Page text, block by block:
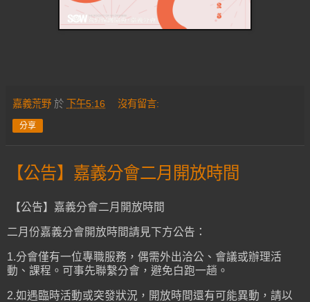
嘉義荒野 於 下午5:16 沒有留言:
分享
【公告】嘉義分會二月開放時間
【公告】嘉義分會二月開放時間
二月份嘉義分會開放時間請見下方公告：
1.分會僅有一位專職服務，偶需外出洽公、會議或辦理活
動、課程。可事先聯繫分會，避免白跑一趟。
2.如遇臨時活動或突發狀況，開放時間還有可能異動，請以